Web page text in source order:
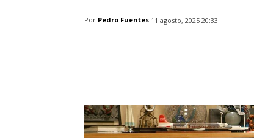
Por Pedro Fuentes 11 agosto, 2025 20:33